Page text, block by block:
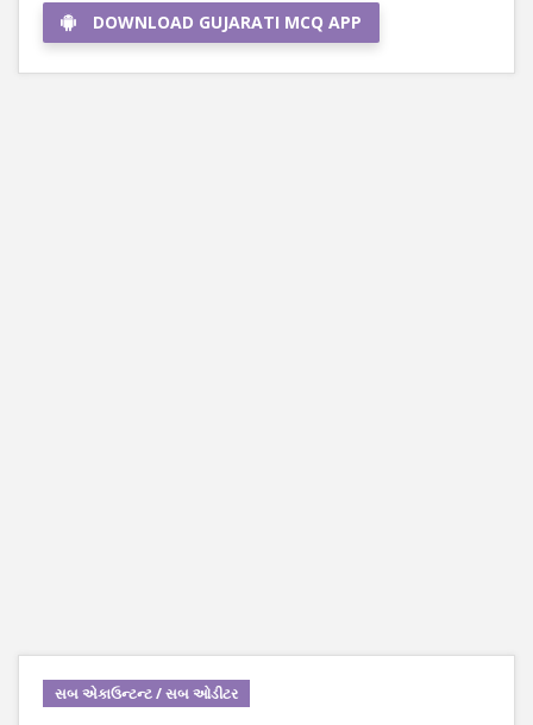
DOWNLOAD GUJARATI MCQ APP
સબ એકાઉન્ટન્ટ / સબ ઓડીટર